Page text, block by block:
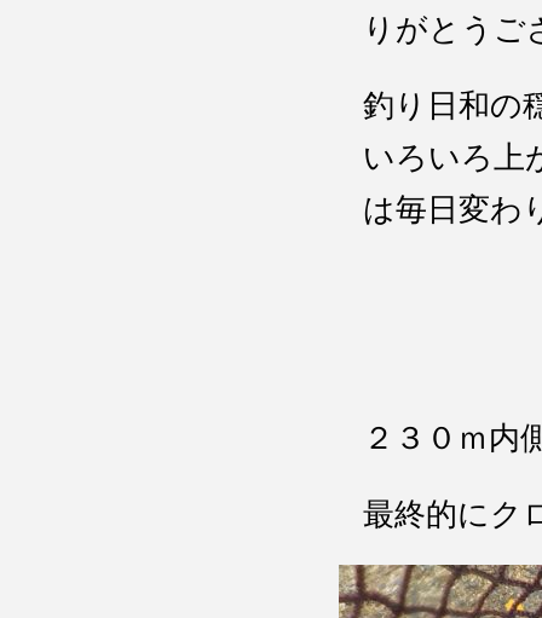
りがとう
釣り日和の
いろいろ上
は毎日変わ
２３０ｍ
最終的にク